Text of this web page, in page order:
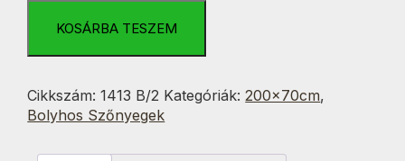
Fekete
Bolyhos
70x200
cm
KOSÁRBA TESZEM
Cikkszám:1413 B/2 Kategóriák:200x70cm,
Bolyhos Szőnyegek